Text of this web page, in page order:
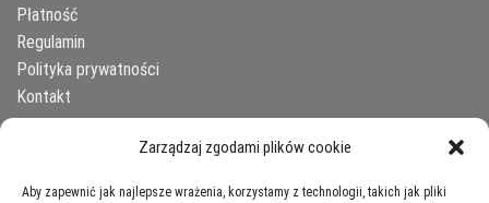
Zarządzaj zgodami plików cookie
Aby zapewnić jak najlepsze wrażenia, korzystamy z technologii, takich jak pliki
Płatność
Regulamin
Polityka prywatności
Kontakt